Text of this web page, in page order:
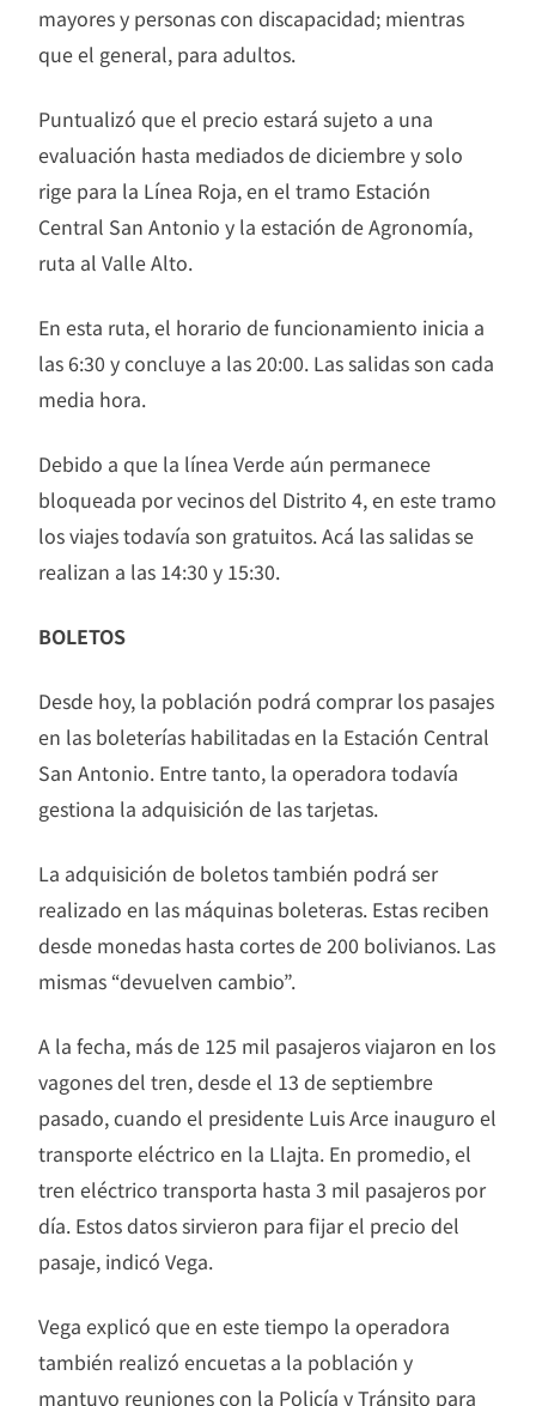
mayores y personas con discapacidad; mientras
que el general, para adultos.
Puntualizó que el precio estará sujeto a una
evaluación hasta mediados de diciembre y solo
rige para la Línea Roja, en el tramo Estación
Central San Antonio y la estación de Agronomía,
ruta al Valle Alto.
En esta ruta, el horario de funcionamiento inicia a
las 6:30 y concluye a las 20:00. Las salidas son cada
media hora.
Debido a que la línea Verde aún permanece
bloqueada por vecinos del Distrito 4, en este tramo
los viajes todavía son gratuitos. Acá las salidas se
realizan a las 14:30 y 15:30.
BOLETOS
Desde hoy, la población podrá comprar los pasajes
en las boleterías habilitadas en la Estación Central
San Antonio. Entre tanto, la operadora todavía
gestiona la adquisición de las tarjetas.
La adquisición de boletos también podrá ser
realizado en las máquinas boleteras. Estas reciben
desde monedas hasta cortes de 200 bolivianos. Las
mismas “devuelven cambio”.
A la fecha, más de 125 mil pasajeros viajaron en los
vagones del tren, desde el 13 de septiembre
pasado, cuando el presidente Luis Arce inauguro el
transporte eléctrico en la Llajta. En promedio, el
tren eléctrico transporta hasta 3 mil pasajeros por
día. Estos datos sirvieron para fijar el precio del
pasaje, indicó Vega.
Vega explicó que en este tiempo la operadora
también realizó encuetas a la población y
mantuvo reuniones con la Policía y Tránsito para